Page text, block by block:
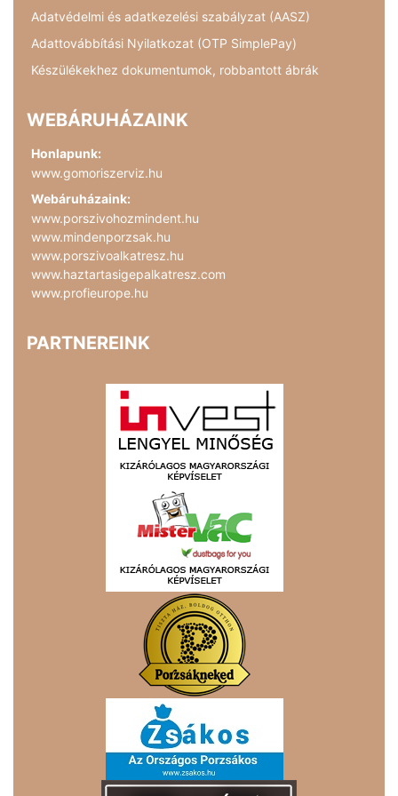
Adatvédelmi és adatkezelési szabályzat (AASZ)
Adattovábbítási Nyilatkozat (OTP SimplePay)
Készülékekhez dokumentumok, robbantott ábrák
WEBÁRUHÁZAINK
Honlapunk:
www.gomoriszerviz.hu
Webáruházaink:
www.porszivohozmindent.hu
www.mindenporzsak.hu
www.porszivoalkatresz.hu
www.haztartasigepalkatresz.com
www.profieurope.hu
PARTNEREINK